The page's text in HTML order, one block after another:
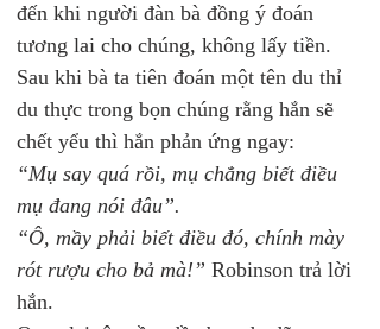
đến khi người đàn bà đồng ý đoán
tương lai cho chúng, không lấy tiền.
Sau khi bà ta tiên đoán một tên du thỉ
du thực trong bọn chúng rằng hắn sẽ
chết yểu thì hắn phản ứng ngay:
“Mụ say quá rồi, mụ chẳng biết điều
mụ đang nói đâu”.
“Ô, mầy phải biết điều đó, chính mày
rót rượu cho bả mà!” Robinson trả lời
hắn.